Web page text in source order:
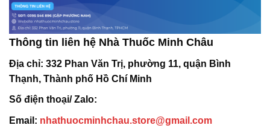
Thông tin liên hệ Nhà Thuốc Minh Châu
Địa chỉ: 332 Phan Văn Trị, phường 11, quận Bình
Thạnh, Thành phố Hồ Chí Minh
Số điện thoại/ Zalo:
Email: nhathuocminhchau.store@gmail.com